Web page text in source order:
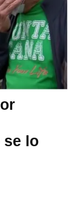
se lo